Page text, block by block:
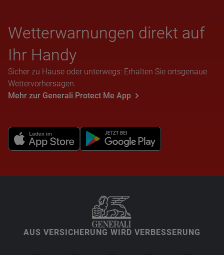
Wet­ter­war­nun­gen direkt auf
Ihr Handy
Sicher zu Hause oder unterwegs: Erhalten Sie ortsgenaue
Wettervorhersagen.
Mehr zur Generali Protect Me App
AUS VERSICHERUNG WIRD VERBESSERUNG